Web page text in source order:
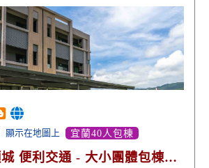
顯示在地圖上 宜蘭40人包棟
城 便利交通 - 大小團體包棟包